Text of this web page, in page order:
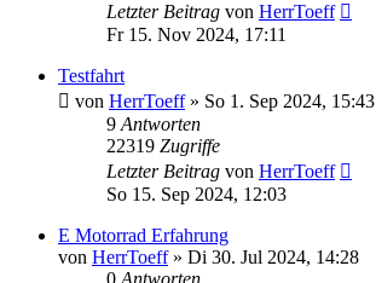
Letzter Beitrag von HerrToeff
Fr 15. Nov 2024, 17:11
Testfahrt
von HerrToeff» So 1. Sep 2024, 15:43
9Antworten
22319 Zugriffe
Letzter Beitrag von HerrToeff
So 15. Sep 2024, 12:03
E Motorrad Erfahrung
von HerrToeff» Di 30. Jul 2024, 14:28